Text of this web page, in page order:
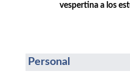
vespertina a los
Personal